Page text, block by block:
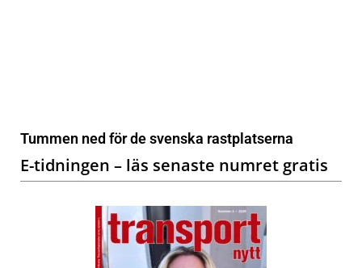
Tummen ned för de svenska rastplatserna
E-tidningen – läs senaste numret gratis